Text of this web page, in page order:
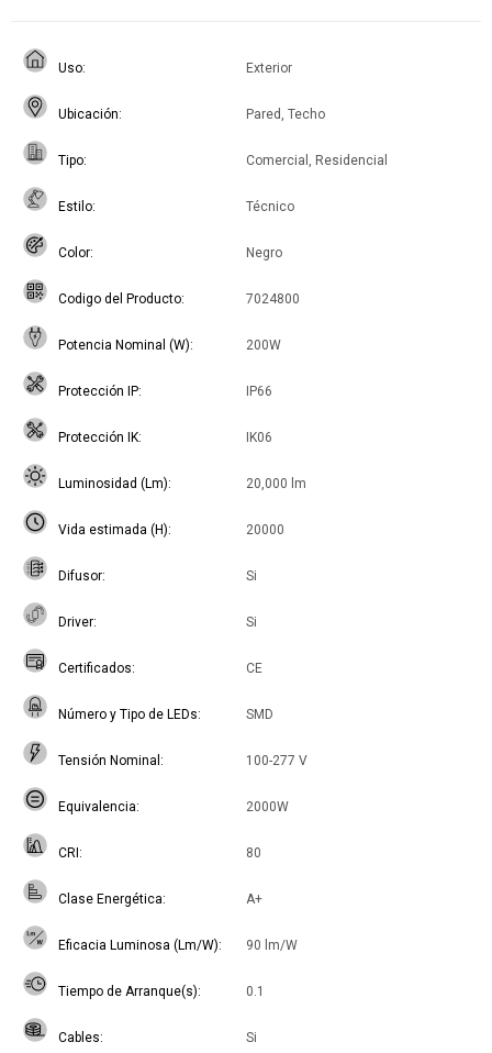
Uso Exterior
Ubicación Pared, Techo
Tipo Comercial, Residencial
Estilo Técnico
Color Negro
Codigo del Producto 7024800
Potencia Nominal (W) 200W
Protección IP IP66
Protección IK IK06
Luminosidad (Lm) 20,000 lm
Vida estimada (H) 20000
Difusor Si
Driver Si
Certificados CE
Número y Tipo de LEDs SMD
Tensión Nominal 100-277 V
Equivalencia 2000W
CRI 80
Clase Energética A+
Eficacia Luminosa (Lm/W) 90 lm/W
Tiempo de Arranque(s) 0.1
Cables Si